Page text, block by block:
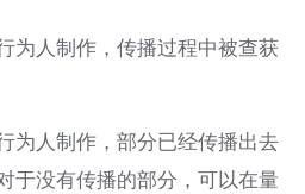
为人制作，传播过程中被查获
为人制作，部分已经传播出去
于没有传播的部分，可以在量